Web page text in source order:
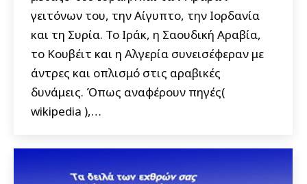
γειτόνων του, την Αίγυπτο, την Ιορδανία
και τη Συρία. Το Ιράκ, η Σαουδική Αραβία,
το Κουβέιτ και η Αλγερία συνεισέφεραν με
άντρες και οπλισμό στις αραβικές
δυνάμεις. Όπως αναφέρουν πηγές(
wikipedia ),…